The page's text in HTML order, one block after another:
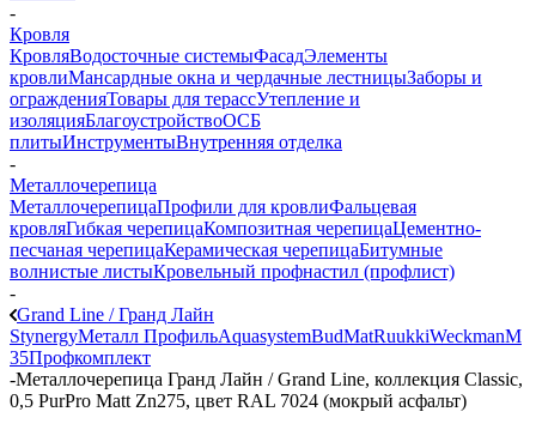
-
Кровля
КровляВодосточные системыФасадЭлементы
кровлиМансардные окна и чердачные лестницыЗаборы и
огражденияТовары для терассУтепление и
изоляцияБлагоустройствоОСБ
плитыИнструментыВнутренняя отделка
-
Металлочерепица
МеталлочерепицаПрофили для кровлиФальцевая
кровляГибкая черепицаКомпозитная черепицаЦементно-
песчаная черепицаКерамическая черепицаБитумные
волнистые листыКровельный профнастил (профлист)
-
Grand Line / Гранд Лайн
StynergyМеталл ПрофильAquasystemBudMatRuukkiWeckmanМ
35Профкомплект
-Металлочерепица Гранд Лайн / Grand Line, коллекция Classic,
0,5 PurPro Matt Zn275, цвет RAL 7024 (мокрый асфальт)